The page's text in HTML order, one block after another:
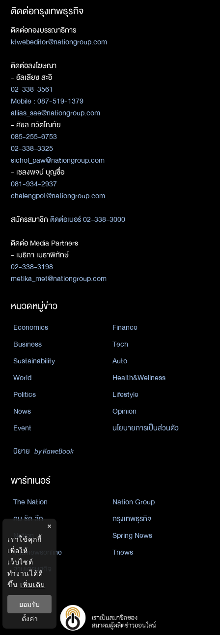
ติดต่อกรุงเทพธุรกิจ
ติดต่อกองบรรณาธิการ
ktwebeditor@nationgroup.com
ติดต่อลงโฆษณา
- อัลเลียซ สะอิ
02-338-3561
Mobile : 087-519-1379
allias_sae@nationgroup.com
- ศิชล ภวัตโณทัย
085-255-6753
02-338-3325
sichol_paw@nationgroup.com
- เชลงพจน์ บุญซื่อ
081-934-2937
chalengpot@nationgroup.com
สมัครสมาชิกติดต่อเบอร์ 02-338-3000
ติดต่อ Media Partners
- เมธิกา เมธาพิทักษ์
02-338-3198
metika_met@nationgroup.com
หมวดหมู่ข่าว
Economics
Finance
Business
Tech
Sustainability
Auto
World
Health&Wellness
Politics
Lifestyle
News
Opinion
Event
นโยบายการเป็นส่วนตัว
นิยาย by KaweBook
พาร์ทเนอร์
The Nation
Nation Group
คม ชัด ลึก
กรุงเทพธุรกิจ
Nation
Spring News
Thainewsonline
Tnews
ฐานเศรษฐกิจ
×
เราใช้คุกกี้
เพื่อให้
เว็บไซต์
ทำงานได้ดี
ขึ้น เพิ่มเติม
ยอมรับ
ตั้งค่า